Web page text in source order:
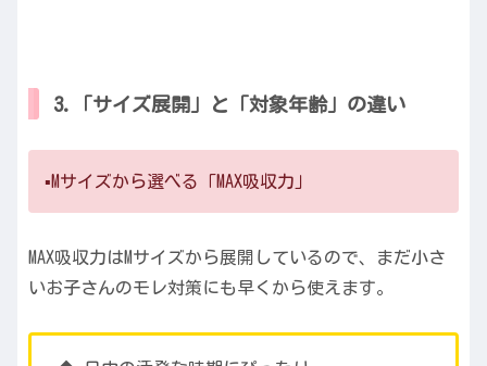
3.「サイズ展開」と「対象年齢」の違い
▪️Mサイズから選べる「MAX吸収力」
MAX吸収力はMサイズから展開しているので、まだ小さ
いお子さんのモレ対策にも早くから使えます。